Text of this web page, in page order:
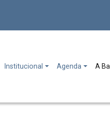
Institucional Agenda A